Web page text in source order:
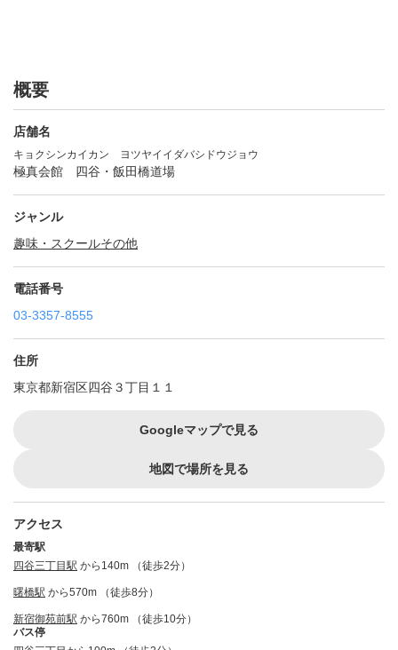
概要
店舗名
キョクシンカイカン ヨツヤイイダバシドウジョウ
極真会館 四谷・飯田橋道場
ジャンル
趣味・スクールその他
電話番号
03-3357-8555
住所
東京都新宿区四谷３丁目１１
Googleマップで見る
地図で場所を見る
アクセス
最寄駅
四谷三丁目駅 から140m （徒歩2分）
曙橋駅 から570m （徒歩8分）
新宿御苑前駅 から760m （徒歩10分）
バス停